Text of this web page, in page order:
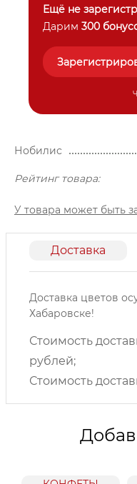
Ещё не
Дарим 300
Нобилис
Рейтинг товара:
У товара может быть
Доставка
Доставка цветов
Хабаровске!
Стоимость
рублей;
Стоимость